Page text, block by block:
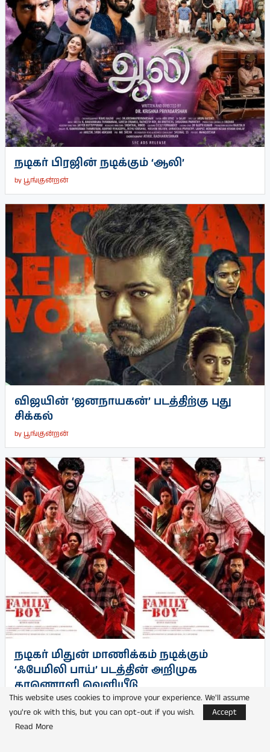
நடிகர் பிரஜின் நடிக்கும் ‘ஆலி’
by பூங்குன்றன்
விஜயின் ‘ஜனநாயகன்’ படத்திற்கு புது
சிக்கல்
by பூங்குன்றன்
நடிகர் மிதுன் மாணிக்கம் நடிக்கும்
‘ஃபேமிலி பாய்’ படத்தின் அறிமுக
காணொளி வெளியீடு
by பூங்குன்றன்
This website uses cookies to improve your experience. We'll assume
you're ok with this, but you can opt-out if you wish.
Accept
Read More